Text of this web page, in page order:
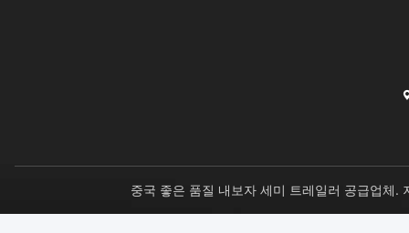
중국 좋은 품질 내보자 세미 트레일러 공급업체